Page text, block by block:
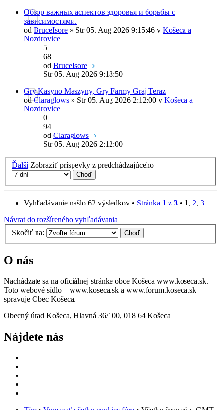
Обзор важных аспектов здоровья и борьбы с
зависимостями.
od BruceIsore » Str 05. Aug 2026 9:15:46 v Košeca a
Nozdrovice
5
68
od BruceIsore
Str 05. Aug 2026 9:18:50
Gry Kasyno Maszyny, Gry Farmy Graj Teraz
odClaraglows » Str 05. Aug 2026 2:12:00 v Košeca a
Nozdrovice
0
94
od Claraglows
Str 05. Aug 2026 2:12:00
Ďalší Zobraziť príspevky z predchádzajúceho
Vyhľadávanie našlo 62 výsledkov • Stránka 1 z 3 • 1, 2, 3
Návrat do rozšíreného vyhľadávania
Skočiť na:
O nás
Nachádzate sa na oficiálnej stránke obce Košeca www.koseca.sk.
Toto webové sídlo – www.koseca.sk a www.forum.koseca.sk
spravuje Obec Košeca.
Obecný úrad Košeca, Hlavná 36/100, 018 64 Košeca
Nájdete nás